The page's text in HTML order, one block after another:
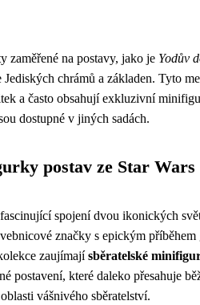
zaměřené na postavy, jako je Yodův
Jediských chrámů a základen. Tyto
a často obsahují exkluzivní
dostupné v jiných sadách.
postav ze Star Wars
spojení dvou ikonických
značky s epickým
zaujímajísběratelské
postavení, které daleko přesahuje
vášnivého sběratelství.